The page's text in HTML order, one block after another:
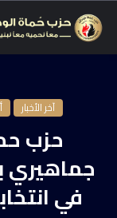
آخر الأخبار
حزب
جماهيري
في